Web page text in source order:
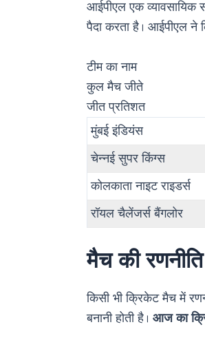
आईपीएल एक व्यावसायिक
पैदा करता है। आईपीएल ने
टीम का नाम
कुल मैच जीते
जीत प्रतिशत
मुंबई इंडियंस
चेन्नई सुपर किंग्स
कोलकाता नाइट राइडर्स
रॉयल चैलेंजर्स बैंगलोर
मैच की
किसी भी क्रिकेट मैच में
बनानी होती है। आज का